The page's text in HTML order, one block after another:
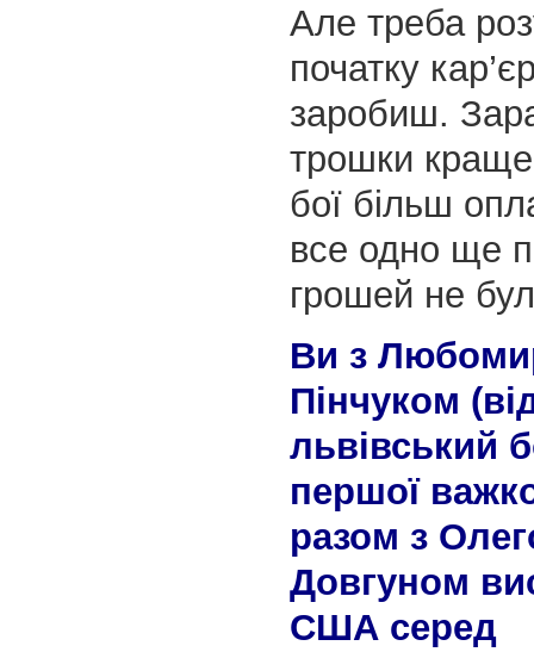
Але треба
початку
заробиш.
трошки краще
бої більш
все одно ще
грошей не
Ви з
Пінчуком
львівський
першої
разом з
Довгуном
США серед